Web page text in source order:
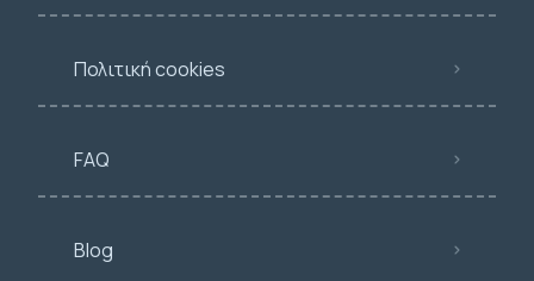
Πολιτική cookies
FAQ
Blog